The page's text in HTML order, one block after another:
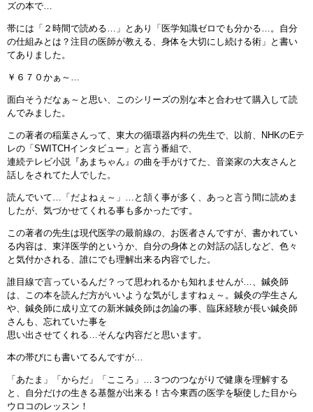
ズの本で…
帯には「２時間で読める…」とあり「医学知識ゼロでも分かる…。自分
の仕組みとは？注目の医師が教える、身体を大切にし続ける術」と書い
てありました。
￥６７０かぁ～…
面白そうだなぁ～と思い、このシリーズの別な本と合わせて購入して読
んでみました。
この著者の稲葉さんって、東大の循環器内科の先生で、以前、NHKのEテ
レの「SWITCHインタビュー」と言う番組で、
連続テレビ小説『あまちゃん』の曲を手がけてた、音楽家の大友さんと
話しをされてた人でした。
読んでいて…「だよねぇ～」…と頷く事が多く、あっと言う間に読めま
したが、気づかせてくれる事も多かったです。
この著者の先生は現代医学の最前線の、お医者さんですが、書かれてい
る内容は、東洋医学的というか、自分の身体との対話の話しなど、色々
と気付かされる、誰にでも理解出来る内容でした。
誰目線で言っているんだ？って思われるかも知れませんが…、鍼灸師
は、この本を読んだ方がいいような気がしますねぇ～。鍼灸の学生さん
や、鍼灸師に成り立ての新米鍼灸師は勿論の事、臨床経験が長い鍼灸師
さんも、忘れていた事を
思い出させてくれる…そんな内容だと思います。
本の帯びにも書いてるんですが…
「あたま」「からだ」「こころ」…３つのつながりで健康を理解する
と、自分だけの生きる基盤が出来る！古今東西の医学を駆使した目から
ウロコのレッスン！